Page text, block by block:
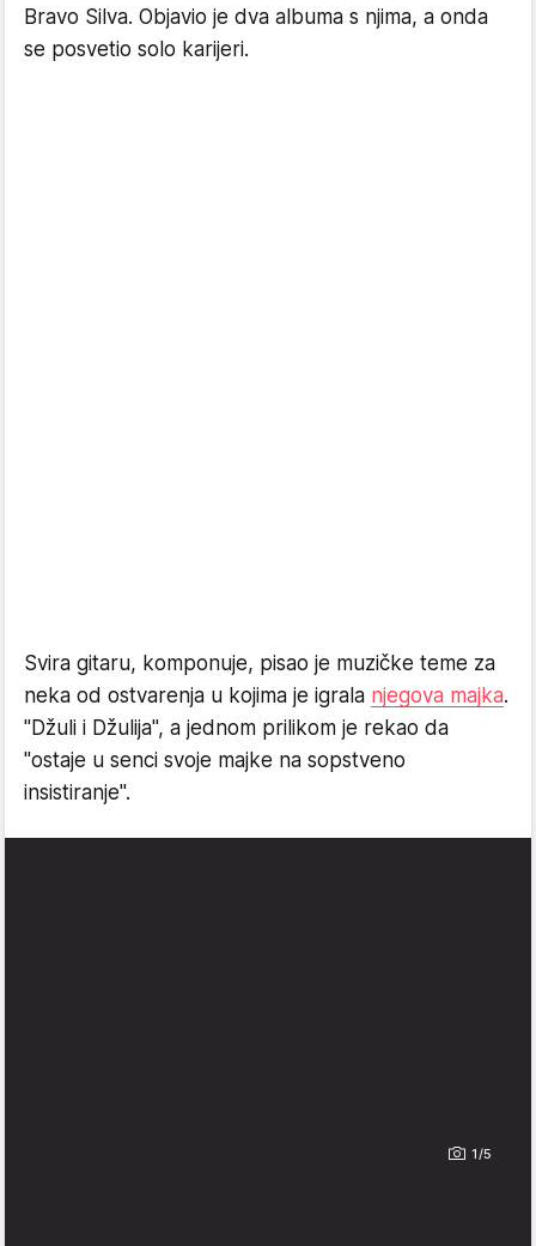
Bravo Silva. Objavio je dva albuma s njima, a onda
se posvetio solo karijeri.
Svira gitaru, komponuje, pisao je muzičke teme za
neka od ostvarenja u kojima je igrala njegova majka.
"Džuli i Džulija", a jednom prilikom je rekao da
"ostaje u senci svoje majke na sopstveno
insistiranje".
1/5